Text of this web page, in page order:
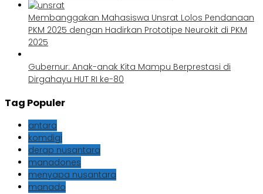
Membanggakan Mahasiswa Unsrat Lolos Pendanaan
PKM 2025 dengan Hadirkan Prototipe Neurokit di PKM
2025
Gubernur: Anak-anak Kita Mampu Berprestasi di
Dirgahayu HUT RI ke-80
Tag Populer
antara
komdigi
derap nusantara
manadones
menyapa nusantara
manado